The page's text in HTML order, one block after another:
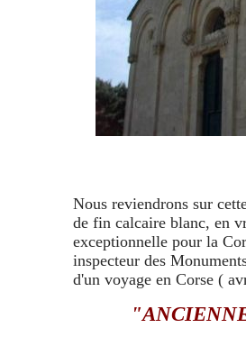
Nous reviendrons sur
de fin calcaire blanc, en
exceptionnelle pour la
inspecteur des
d'un voyage en Corse (